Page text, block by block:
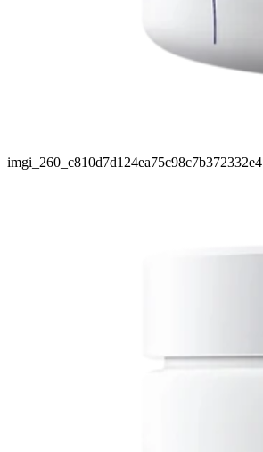
imgi_260_c810d7d124ea75c98c7b372332e4